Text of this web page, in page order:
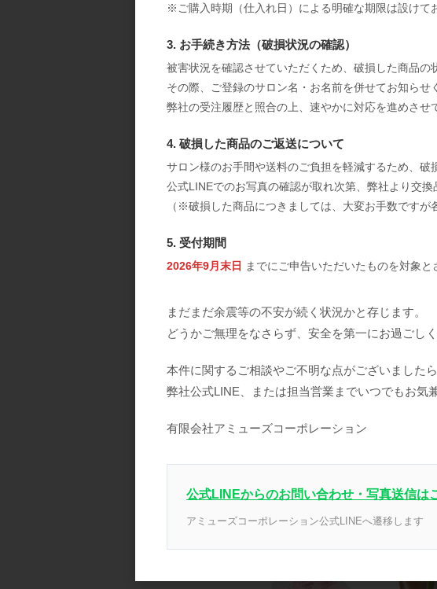
参考上代
オープン
※ご購入時期（仕入れ日）による明確な期限は設けて
3. お手続き方法（破損状況の確認）
被害状況を確認させていただくため、破損した商品の
その際、ご登録のサロン名・お名前を併せてお知らせ
弊社の受注履歴と照合の上、速やかに対応を進めさせ
4. 破損した商品のご返送について
サロン様のお手間や送料のご負担を軽減するため、破
公式LINEでのお写真の確認が取れ次第、弊社より交換
（※破損した商品につきましては、大変お手数ですが
5. 受付期間
2026年9月末日 までにご申告いただいたものを対象と
まだまだ余震等の不安が続く状況かと存じます。
どうかご無理をなさらず、安全を第一にお過ごしく
本件に関するご相談やご不明な点がございましたら
弊社公式LINE、または担当営業までいつでもお気
有限会社アミューズコーポレーション
公式LINEからのお問い合わせ・写真送信は
アミューズコーポレーション公式LINEへ遷移します